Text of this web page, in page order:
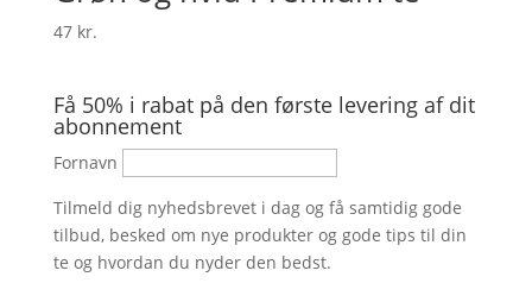
47 kr.
Få 50% i rabat på den første levering af dit
abonnement
Fornavn
Tilmeld dig nyhedsbrevet i dag og få samtidig gode
tilbud, besked om nye produkter og gode tips til din
te og hvordan du nyder den bedst.